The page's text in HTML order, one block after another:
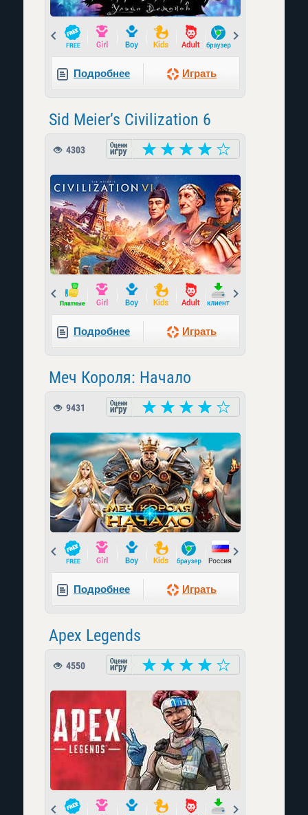
Prev
Подробнее Играть
Sid Meier’s Civilization 6
4303
Prev
Подробнее Играть
Меч Короля: Начало
9431
Prev
Подробнее Играть
Apex Legends
4550
Prev